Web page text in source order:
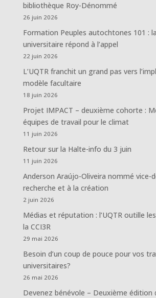
bibliothèque Roy-Dénommé
26 juin 2026
Formation Peuples autochtones 101 :
universitaire répond à l’appel
22 juin 2026
L’UQTR franchit un grand pas vers
modèle facultaire
18 juin 2026
Projet IMPACT – deuxième cohorte :
équipes de travail pour le climat
11 juin 2026
Retour sur la Halte-info du 3 juin
11 juin 2026
Anderson Araújo-Oliveira nommé vice-
recherche et à la création
2 juin 2026
Médias et réputation : l’UQTR outille
la CCI3R
29 mai 2026
Besoin d’un coup de pouce pour vos
universitaires?
26 mai 2026
Devenez bénévole – Deuxième édition